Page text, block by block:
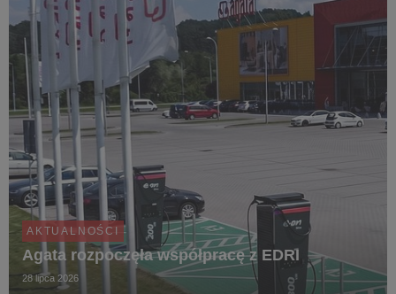
AKTUALNOŚCI
Agata rozpoczęła współpracę z EDRI
28 lipca 2026